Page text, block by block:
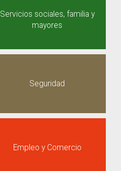
Servicios sociales, familia y
mayores
Seguridad
Empleo y Comercio